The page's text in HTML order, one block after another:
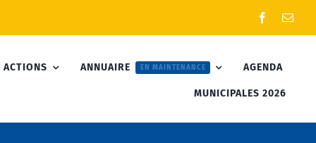
ACTIONS ANNUAIRE EN MAINTENANCE AGENDA
MUNICIPALES 2026